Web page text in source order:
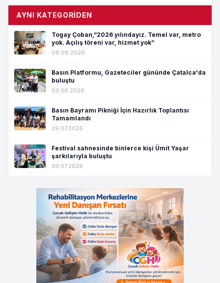
AYNI KATEGORIDEN
Togay Çoban,”2026 yılındayız. Temel var, metro
yok. Açılış töreni var, hizmet yok”
06.08.2026
Basın Platformu, Gazeteciler gününde Çatalca'da
buluştu
03.08.2026
Basın Bayramı Pikniği İçin Hazırlık Toplantısı
Tamamlandı
29.07.2026
Festival sahnesinde binlerce kişi Ümit Yaşar
şarkılarıyla buluştu
29.07.2026